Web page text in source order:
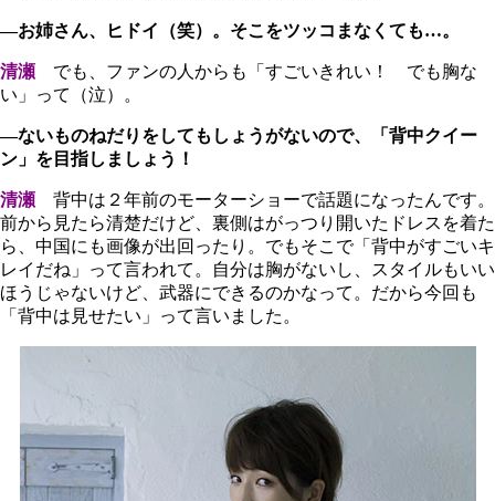
―お姉さん、ヒドイ（笑）。そこをツッコまなくても…。
清瀬
でも、ファンの人からも「すごいきれい！ でも胸な
い」って（泣）。
―ないものねだりをしてもしょうがないので、「背中クイー
ン」を目指しましょう！
清瀬
背中は２年前のモーターショーで話題になったんです。
前から見たら清楚だけど、裏側はがっつり開いたドレスを着た
ら、中国にも画像が出回ったり。でもそこで「背中がすごいキ
レイだね」って言われて。自分は胸がないし、スタイルもいい
ほうじゃないけど、武器にできるのかなって。だから今回も
「背中は見せたい」って言いました。